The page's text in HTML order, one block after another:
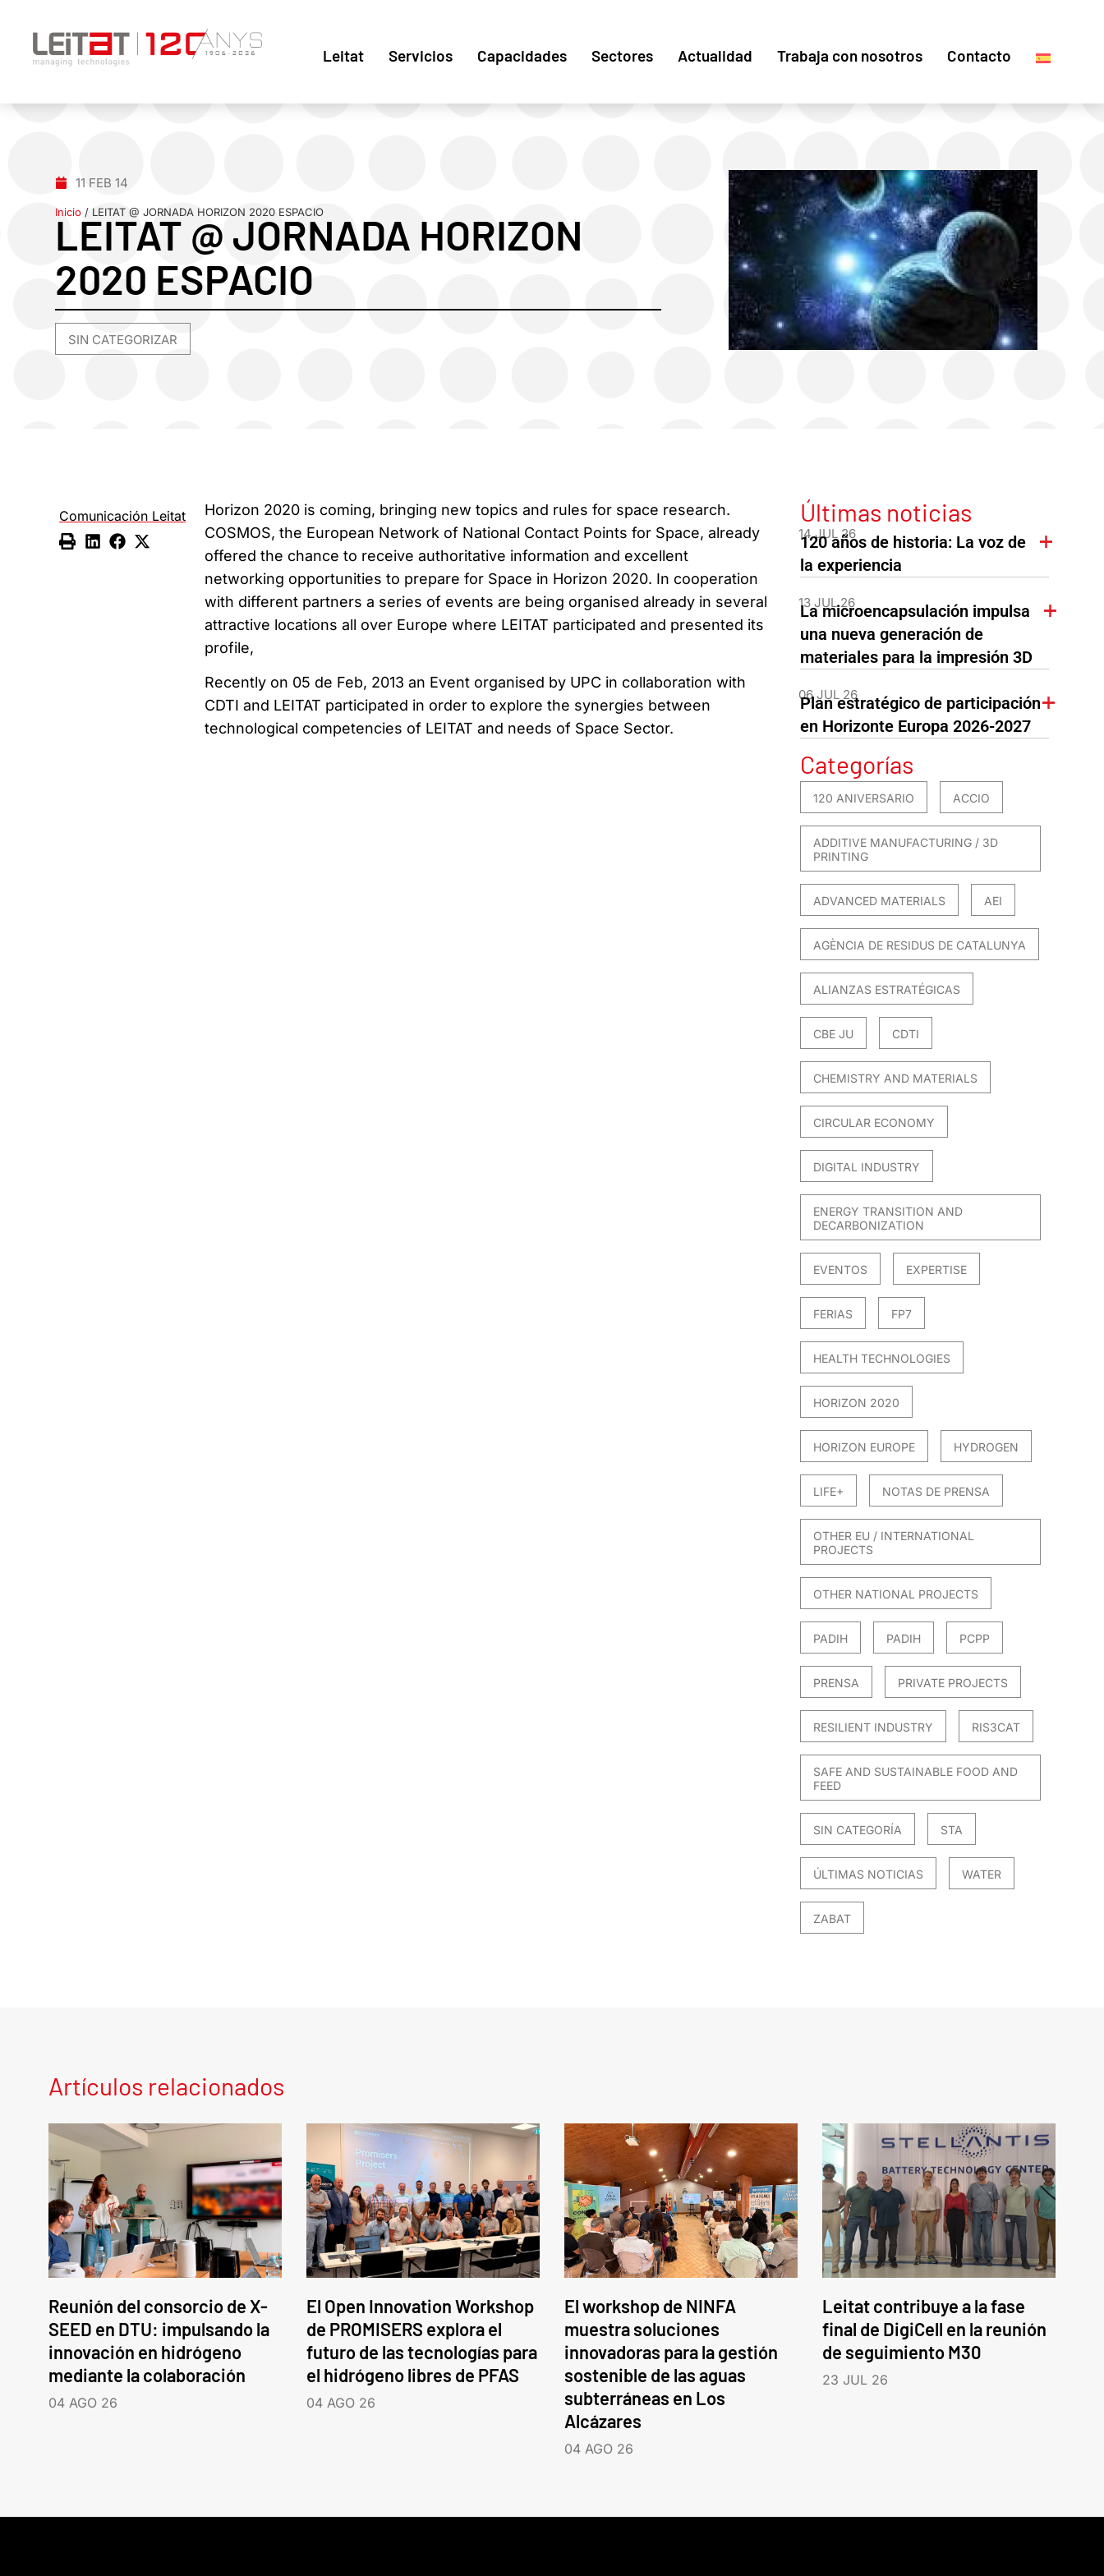
Leitat Servicios Capacidades Sectores Actualidad Trabaja con nosotros Contacto
11 FEB 14
Inicio / LEITAT @ JORNADA HORIZON 2020 ESPACIO
LEITAT @ JORNADA HORIZON
2020 ESPACIO
SIN CATEGORIZAR
Comunicación Leitat
Horizon 2020 is coming, bringing new topics and rules for space research.
COSMOS, the European Network of National Contact Points for Space, already
offered the chance to receive authoritative information and excellent
networking opportunities to prepare for Space in Horizon 2020. In cooperation
with different partners a series of events are being organised already in several
attractive locations all over Europe where LEITAT participated and presented its
profile,
Recently on 05 de Feb, 2013 an Event organised by UPC in collaboration with
CDTI and LEITAT participated in order to explore the synergies between
technological competencies of LEITAT and needs of Space Sector.
Últimas noticias
14 JUL 26
120 años de historia: La voz de
la experiencia
13 JUL 26
La microencapsulación impulsa
una nueva generación de
materiales para la impresión 3D
06 JUL 26
Plan estratégico de participación
en Horizonte Europa 2026-2027
Categorías
120 ANIVERSARIO ACCIO
ADDITIVE MANUFACTURING / 3D
PRINTING
ADVANCED MATERIALS AEI
AGÈNCIA DE RESIDUS DE CATALUNYA
ALIANZAS ESTRATÉGICAS
CBE JU CDTI
CHEMISTRY AND MATERIALS
CIRCULAR ECONOMY
DIGITAL INDUSTRY
ENERGY TRANSITION AND
DECARBONIZATION
EVENTOS EXPERTISE
FERIAS FP7
HEALTH TECHNOLOGIES
HORIZON 2020
HORIZON EUROPE HYDROGEN
LIFE+ NOTAS DE PRENSA
OTHER EU / INTERNATIONAL
PROJECTS
OTHER NATIONAL PROJECTS
PADIH PADIH PCPP
PRENSA PRIVATE PROJECTS
RESILIENT INDUSTRY RIS3CAT
SAFE AND SUSTAINABLE FOOD AND
FEED
SIN CATEGORÍA STA
ÚLTIMAS NOTICIAS WATER
ZABAT
Artículos relacionados
Reunión del consorcio de X-
SEED en DTU: impulsando la
innovación en hidrógeno
mediante la colaboración
04 AGO 26
El Open Innovation Workshop
de PROMISERS explora el
futuro de las tecnologías para
el hidrógeno libres de PFAS
04 AGO 26
El workshop de NINFA
muestra soluciones
innovadoras para la gestión
sostenible de las aguas
subterráneas en Los
Alcázares
04 AGO 26
Leitat contribuye a la fase
final de DigiCell en la reunión
de seguimiento M30
23 JUL 26